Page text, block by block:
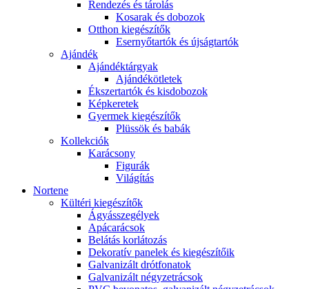
Rendezés és tárolás
Kosarak és dobozok
Otthon kiegészítők
Esernyőtartók és újságtartók
Ajándék
Ajándéktárgyak
Ajándékötletek
Ékszertartók és kisdobozok
Képkeretek
Gyermek kiegészítők
Plüssök és babák
Kollekciók
Karácsony
Figurák
Világítás
Nortene
Kültéri kiegészítők
Ágyásszegélyek
Apácarácsok
Belátás korlátozás
Dekoratív panelek és kiegészítőik
Galvanizált drótfonatok
Galvanizált négyzetrácsok